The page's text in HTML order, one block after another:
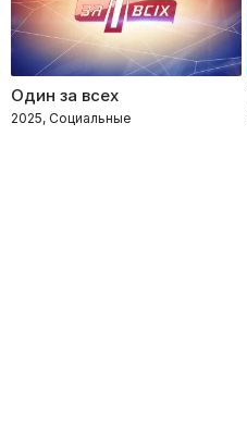
Один за всех
2025, Социальные